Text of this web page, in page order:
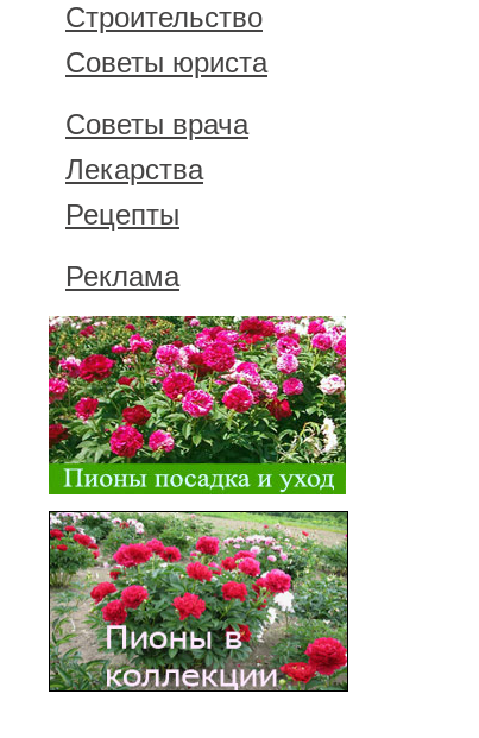
Строительство
Советы юриста
Советы врача
Лекарства
Рецепты
Реклама